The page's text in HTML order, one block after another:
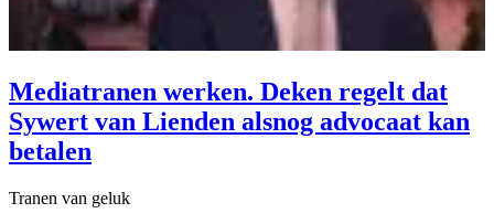
Mediatranen werken. Deken regelt dat
Sywert van Lienden alsnog advocaat kan
betalen
Tranen van geluk